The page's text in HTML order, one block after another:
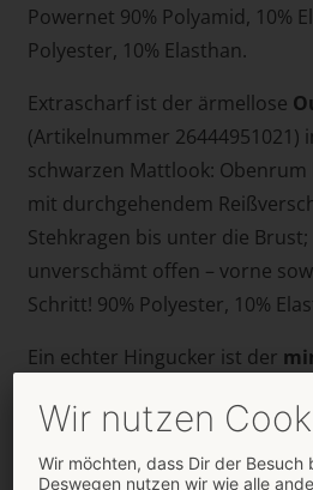
Powernet 90% Polyamid, 10%
Polyester, 10% Elasthan.
Extrascharf ist der ärmellose
(Artikelnummer 26444951021)
schwarzen Mattlook:
mit durchgehendem
Stehkragen bis unter die
unverschämt offen – vorne
Schritt! 90% Polyester, 10%
Ein echter Hingucker ist der
Glanzmaterial in schillerndem
äußerst knappe